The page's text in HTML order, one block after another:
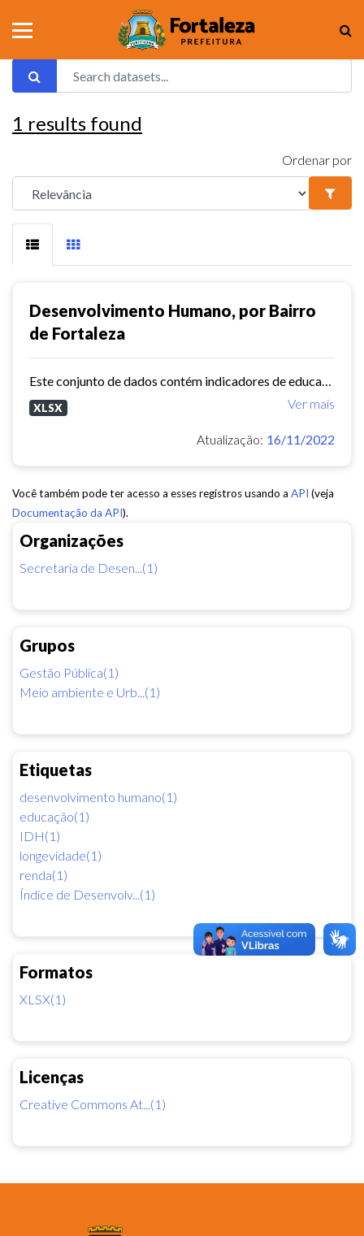
Organizações
Secretaria de Desen...(1)
Grupos
Gestão Pública(1)
Meio ambiente e Urb...(1)
Etiquetas
desenvolvimento humano(1)
educação(1)
IDH(1)
longevidade(1)
renda(1)
Índice de Desenvolv...(1)
Formatos
XLSX(1)
Licenças
Creative Commons At...(1)
1 results found
Ordenar por
Desenvolvimento Humano, por Bairro
de Fortaleza
Ver mais
XLSX
Atualização: 16/11/2022
Você também pode ter acesso a esses registros usando a API (veja
Documentação da API).